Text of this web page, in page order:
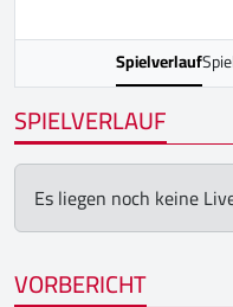
Spielverlauf
SPIELVERLAUF
Es liegen noch keine
VORBERICHT